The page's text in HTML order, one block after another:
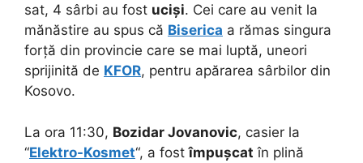
sat, 4 sârbi au fost uciși. Cei care au venit la
mănăstire au spus că Biserica a rămas singura
forță din provincie care se mai luptă, uneori
sprijinită de KFOR, pentru apărarea sârbilor din
Kosovo.
La ora 11:30, Bozidar Jovanovic, casier la
“Elektro-Kosmet“, a fostîmpușcat în plină